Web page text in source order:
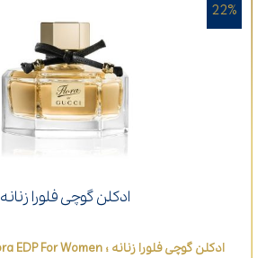
ادکلن گوچی فلورا زنانه
ادکلن گوچی فلورا زنانه ؛ GUCCI – Gucci Flora EDP For Women
22%